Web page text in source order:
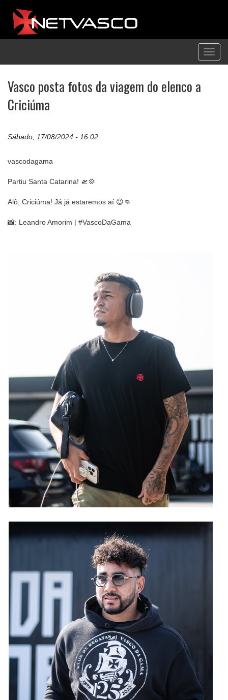
Vasco posta fotos da viagem do elenco a
Criciúma
Sábado, 17/08/2024 - 16:02
vascodagama
Partiu Santa Catarina! 🛫💢
Alô, Criciúma! Já já estaremos aí 😉👊
📸: Leandro Amorim | #VascoDaGama